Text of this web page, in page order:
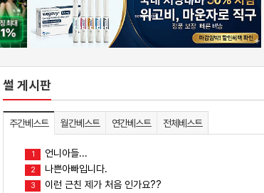
썰 게시판
주간베스트 월간베스트 연간베스트 전체베스트
1 언니아들...
2 나쁜아빠입니다.
3 이런 근친 제가 처음 인가요??